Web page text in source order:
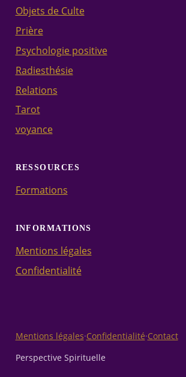
Objets de Culte
Prière
Psychologie positive
Radiesthésie
Relations
Tarot
voyance
RESSOURCES
Formations
INFORMATIONS
Mentions légales
Confidentialité
Mentions légales·Confidentialité·Contact
Perspective Spirituelle